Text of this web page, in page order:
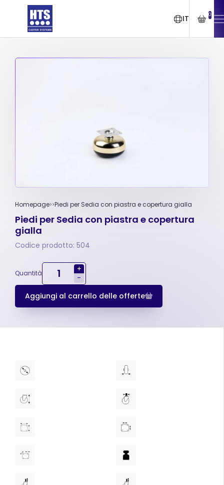
IT 0
Homepage Piedi per Sedia con piastra e copertura gialla
Piedi per Sedia con piastra e copertura
gialla
Codice prodotto: 504
Quantità
+
-
Aggiungi al carrello delle offerte